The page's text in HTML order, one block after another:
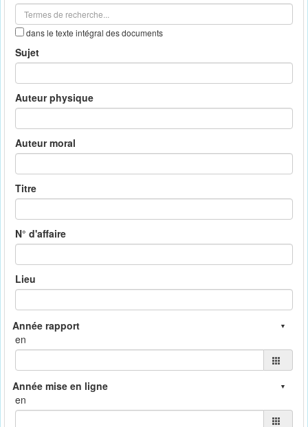
dans le texte intégral des documents
Sujet
Auteur physique
Auteur moral
Titre
N° d'affaire
Lieu
en
en